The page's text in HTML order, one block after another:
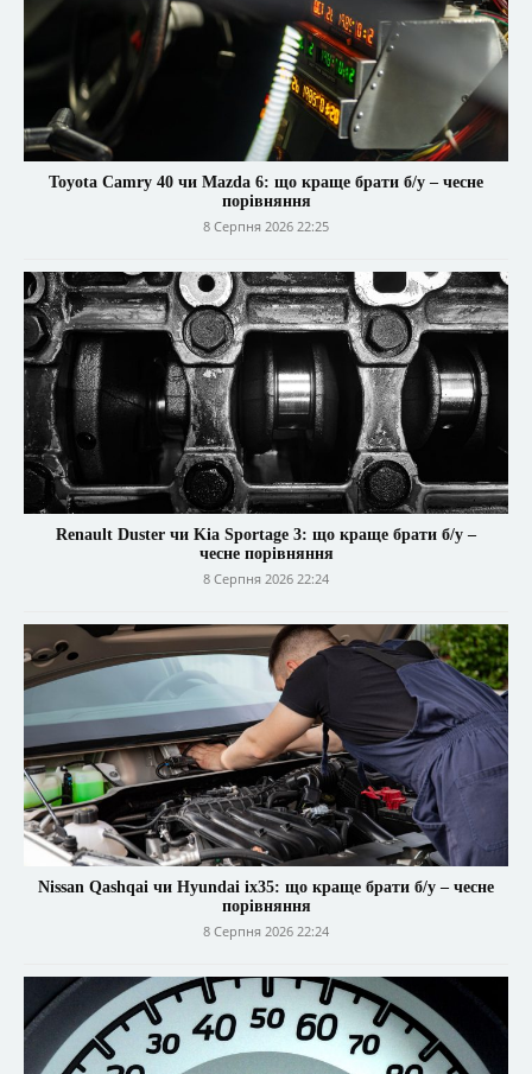
Toyota Camry 40 чи Mazda 6: що краще брати б/у – чесне
порівняння
8 Серпня 2026 22:25
Renault Duster чи Kia Sportage 3: що краще брати б/у –
чесне порівняння
8 Серпня 2026 22:24
Nissan Qashqai чи Hyundai ix35: що краще брати б/у – чесне
порівняння
8 Серпня 2026 22:24